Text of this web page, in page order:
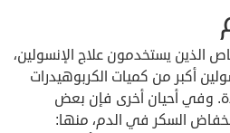
الذين يستخدمون علاج الإنسولين،
أكبر من كميات الكربوهيدرات
وفي أحيان أخرى فإن بعض
السكر في الدم، منها: